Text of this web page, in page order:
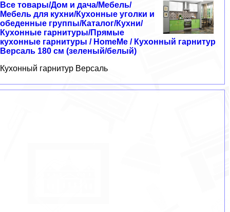
Все товары/Дом и дача/Мебель/
Мебель для кухни/Кухонные уголки и
обеденные группы/Каталог/Кухни/
Кухонные гарнитуры/Прямые
кухонные гарнитуры / HomeMe / Кухонный гарнитур
Версаль 180 см (зеленый/белый)
Кухонный гарнитур Версаль